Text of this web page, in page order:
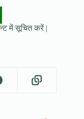
में सूचित करें |